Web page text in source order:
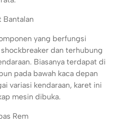
Bantalan
yang berfungsi
dan terhubung
Biasanya terdapat di
pada bawah kaca depan
variasi kendaraan, karet ini
mesin dibuka.
Rem